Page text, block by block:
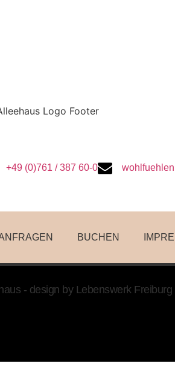
+49 (0)761 / 387 60-0
BUCHEN
- design by Lebenswerk Freiburg